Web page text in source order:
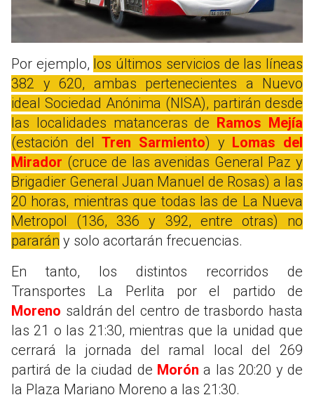
Por ejemplo, los últimos servicios de las líneas
382 y 620, ambas pertenecientes a Nuevo
ideal Sociedad Anónima (NISA), partirán desde
las localidades matanceras de Ramos Mejía
(estación delTren Sarmiento) y Lomas del
Mirador (cruce de las avenidas General Paz y
Brigadier General Juan Manuel de Rosas) a las
20 horas, mientras que todas las de La Nueva
Metropol (136, 336 y 392, entre otras) no
pararán y solo acortarán frecuencias.
En tanto, los distintos recorridos de
Transportes La Perlita por el partido de
Moreno saldrán del centro de trasbordo hasta
las 21 o las 21:30, mientras que la unidad que
cerrará la jornada del ramal local del 269
partirá de la ciudad de Morón a las 20:20 y de
la Plaza Mariano Moreno a las 21:30.